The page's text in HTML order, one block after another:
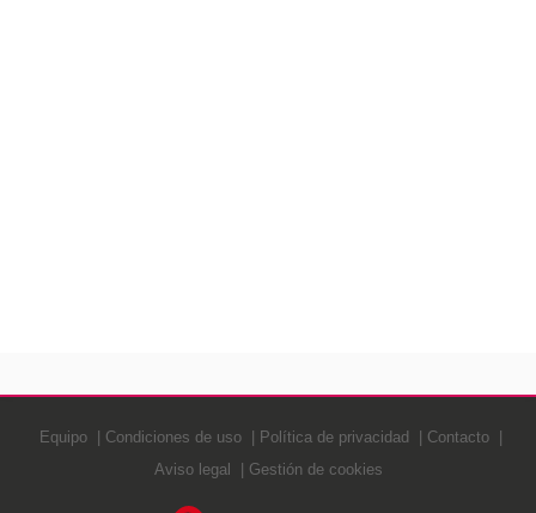
Equipo Condiciones de uso Política de privacidad
Contacto
Aviso legal
Gestión de cookies